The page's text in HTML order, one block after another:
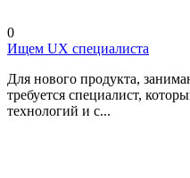
0
Ищем UX специалиста
Для нового продукта,
требуется специалист,
технологий и с...